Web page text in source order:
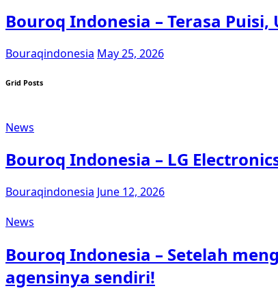
Bouroq Indonesia – Terasa Puisi,
Bouraqindonesia May 25, 2026
Grid Posts
News
Bouroq Indonesia – LG
Bouraqindonesia June 12, 2026
News
Bouroq Indonesia – Setelah
agensinya sendiri!